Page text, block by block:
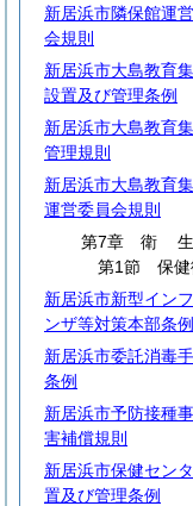
新居浜市隣保館運
会規則
新居浜市大島教育
設置及び管理条例
新居浜市大島教育
管理規則
新居浜市大島教育
運営委員会規則
第7章 衛生
第1節 保健
新居浜市新型イン
ンザ等対策本部条例
新居浜市委託消毒
条例
新居浜市予防接種
害補償規則
新居浜市保健セン
置及び管理条例